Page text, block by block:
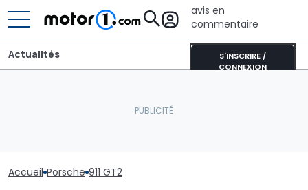
avis en
commentaire
S'INSCRIRE /
CONNEXION
Actualités
Accueil Porsche 911 GT2